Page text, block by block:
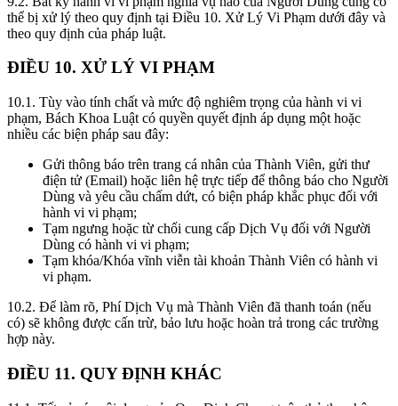
thể bị xử lý theo quy định tại Điều 10. Xử Lý Vi Phạm dưới đây và
theo quy định của pháp luật.
ĐIỀU 10. XỬ LÝ VI PHẠM
10.1. Tùy vào tính chất và mức độ nghiêm trọng của hành vi vi
phạm, Bách Khoa Luật có quyền quyết định áp dụng một hoặc
nhiều các biện pháp sau đây:
Gửi thông báo trên trang cá nhân của Thành Viên, gửi thư
điện tử (Email) hoặc liên hệ trực tiếp để thông báo cho Người
Dùng và yêu cầu chấm dứt, có biện pháp khắc phục đối với
hành vi vi phạm;
Tạm ngưng hoặc từ chối cung cấp Dịch Vụ đối với Người
Dùng có hành vi vi phạm;
Tạm khóa/Khóa vĩnh viễn tài khoản Thành Viên có hành vi
vi phạm.
10.2. Để làm rõ, Phí Dịch Vụ mà Thành Viên đã thanh toán (nếu
có) sẽ không được cấn trừ, bảo lưu hoặc hoàn trả trong các trường
hợp này.
ĐIỀU 11. QUY ĐỊNH KHÁC